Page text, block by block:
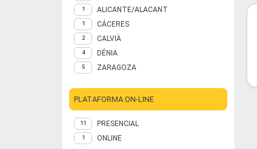
1 ALICANTE/ALACANT
1 CÁCERES
2 CALVIÀ
4 DÉNIA
5 ZARAGOZA
PLATAFORMA ON-LINE
11 PRESENCIAL
1 ONLINE